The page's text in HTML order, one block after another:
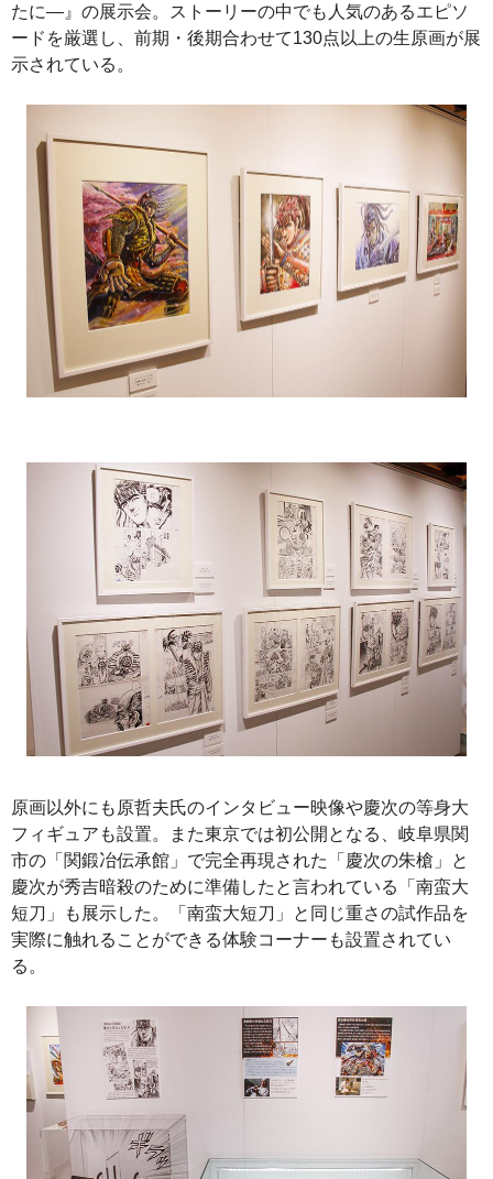
たに―』の展示会。ストーリーの中でも人気のあるエピソ
ードを厳選し、前期・後期合わせて130点以上の生原画が展
示されている。
原画以外にも原哲夫氏のインタビュー映像や慶次の等身大
フィギュアも設置。また東京では初公開となる、岐阜県関
市の「関鍛冶伝承館」で完全再現された「慶次の朱槍」と
慶次が秀吉暗殺のために準備したと言われている「南蛮大
短刀」も展示した。「南蛮大短刀」と同じ重さの試作品を
実際に触れることができる体験コーナーも設置されてい
る。